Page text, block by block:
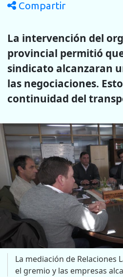
Compartir
La intervención del
provincial permitió
sindicato alcanzaran
las negociaciones.
continuidad del
La mediación de Relaciones
el gremio y las empresas